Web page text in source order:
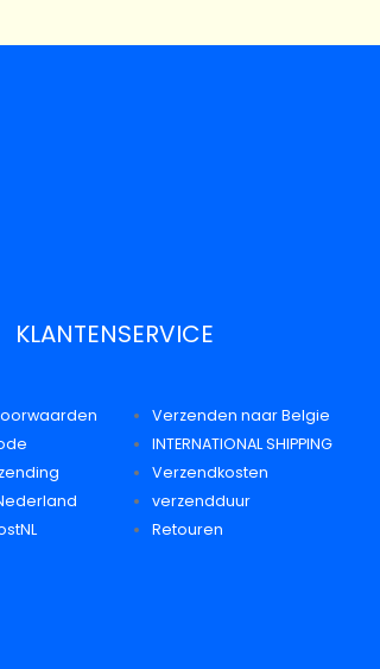
KLANTENSERVICE
Verzenden naar Belgie
INTERNATIONAL SHIPPING
Verzendkosten
verzendduur
Retouren